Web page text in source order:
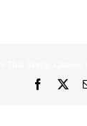
Facebook